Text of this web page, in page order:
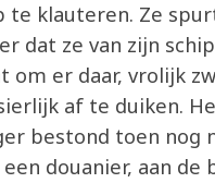
te klauteren. Ze
dat ze van zijn
om er daar, vrolijk
af te duiken.
bestond toen nog
douanier, aan de